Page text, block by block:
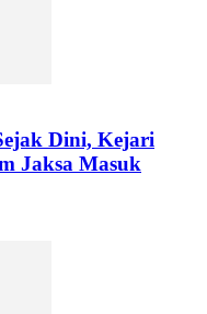
Dini, Kejari
Jaksa Masuk